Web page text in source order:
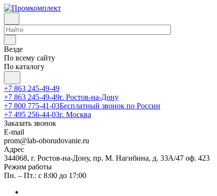
Везде
По всему сайту
По каталогу
+7 863 245-49-49
+7 863 245-49-49г. Ростов-на-Дону
+7 800 775-41-03Бесплатный звонок по России
+7 495 256-44-03г. Москва
Заказать звонок
E-mail
prom@lab-oborudovanie.ru
Адрес
344068, г. Ростов-на-Дону, пр. М. Нагибина, д. 33А/47 оф. 423
Режим работы
Пн. – Пт.: с 8:00 до 17:00